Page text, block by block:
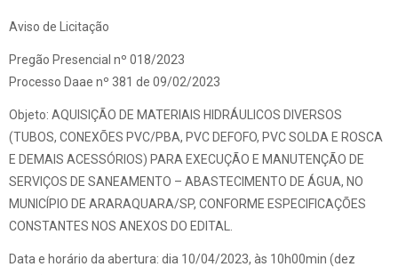
Aviso de Licitação
Pregão Presencial nº 018/2023
Processo Daae nº 381 de 09/02/2023
Objeto: AQUISIÇÃO DE MATERIAIS HIDRÁULICOS DIVERSOS
(TUBOS, CONEXÕES PVC/PBA, PVC DEFOFO, PVC SOLDA E ROSCA
E DEMAIS ACESSÓRIOS) PARA EXECUÇÃO E MANUTENÇÃO DE
SERVIÇOS DE SANEAMENTO – ABASTECIMENTO DE ÁGUA, NO
MUNICÍPIO DE ARARAQUARA/SP, CONFORME ESPECIFICAÇÕES
CONSTANTES NOS ANEXOS DO EDITAL.
Data e horário da abertura: dia 10/04/2023, às 10h00min (dez